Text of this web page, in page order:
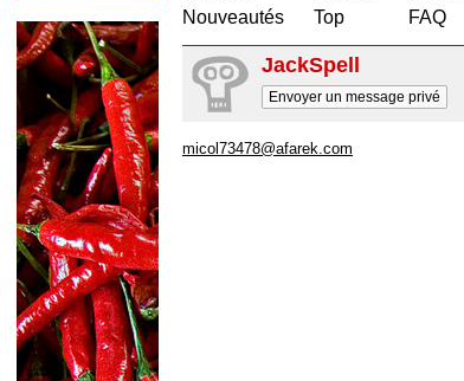
Nouveautés
Top
FAQ
JackSpell
Envoyer un message privé
micol73478@afarek.com